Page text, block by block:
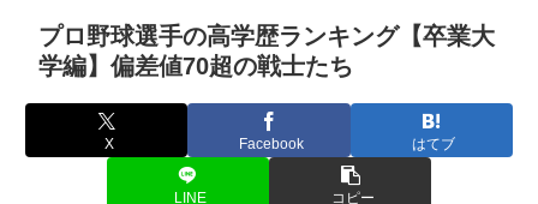
プロ野球選手の高学歴ランキング【卒業大
学編】偏差値70超の戦士たち
X Facebook はてブ
LINE コピー